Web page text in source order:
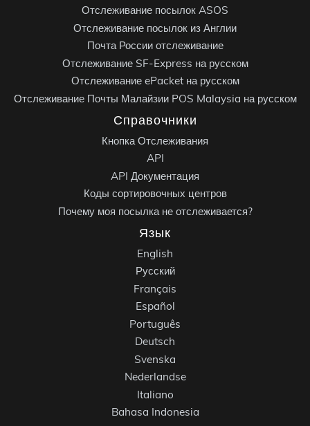
Отслеживание посылок ASOS
Отслеживание посылок из Англии
Почта России отслеживание
Отслеживание SF-Express на русском
Отслеживание ePacket на русском
Отслеживание Почты Малайзии POS Malaysia на русском
Справочники
Кнопка Отслеживания
API
API Документация
Коды сортировочных центров
Почему моя посылка не отслеживается?
Язык
English
Русский
Français
Español
Português
Deutsch
Svenska
Nederlandse
Italiano
Bahasa Indonesia